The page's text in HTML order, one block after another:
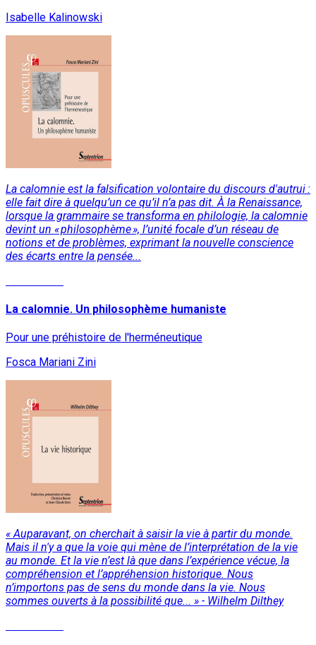
Isabelle Kalinowski
La calomnie est la falsification volontaire du discours d'autrui :
elle fait dire à quelqu’un ce qu’il n’a pas dit. À la Renaissance,
lorsque la grammaire se transforma en philologie, la calomnie
devint un « philosophème », l’unité focale d’un réseau de
notions et de problèmes, exprimant la nouvelle conscience
des écarts entre la pensée...
La calomnie. Un philosophème humaniste
Pour une préhistoire de l'herméneutique
Fosca Mariani Zini
« Auparavant, on cherchait à saisir la vie à partir du monde.
Mais il n'y a que la voie qui mène de l’interprétation de la vie
au monde. Et la vie n’est là que dans l’expérience vécue, la
compréhension et l’appréhension historique. Nous
n’importons pas de sens du monde dans la vie. Nous
sommes ouverts à la possibilité que... » - Wilhelm Dilthey